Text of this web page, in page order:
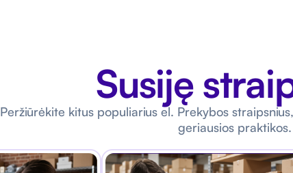
Susiję
Peržiūrėkite kitus populiarius el. Prekybos
geriausios praktikos.